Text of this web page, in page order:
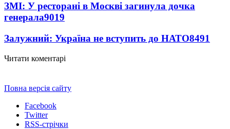
ЗМІ: У ресторані в Москві загинула дочка
генерала9019
Залужний: Україна не вступить до НАТО8491
Читати коментарі
Повна версія сайту
Facebook
Twitter
RSS-стрічки